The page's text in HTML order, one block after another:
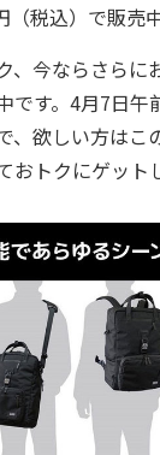
税込）で販売中
、今ならさらに
です。4月7日午
、欲しい方はこ
おトクにゲット